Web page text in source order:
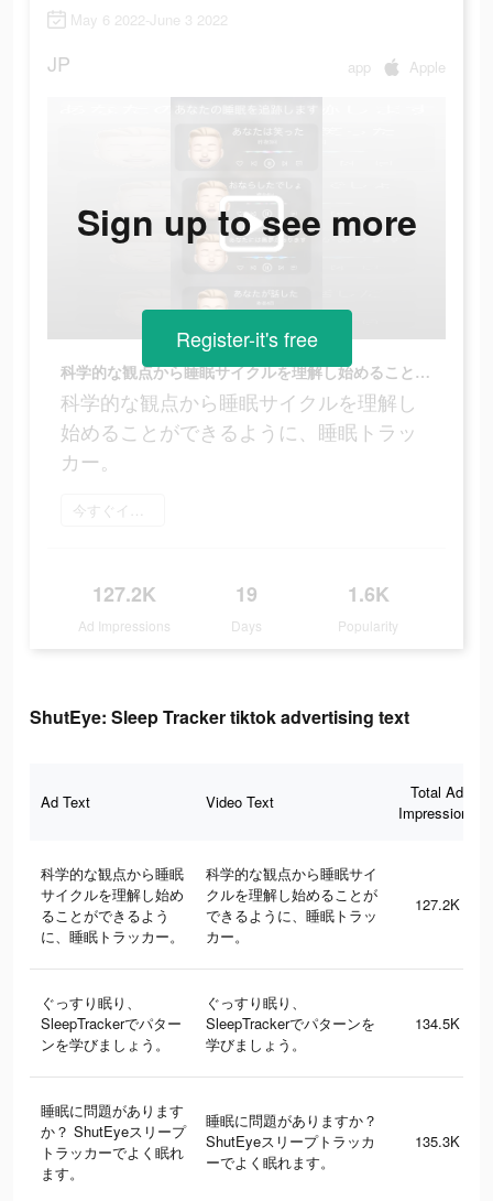
May 6 2022-June 3 2022
JP app Apple
科学的な観点から睡眠サイクルを理解し始めることができるように、睡眠トラッカー。
科学的な観点から睡眠サイクルを理解し
始めることができるように、睡眠トラッ
カー。
今すぐインストール
127.2K
Ad Impressions
19
Days
1.6K
Popularity
Sign up to see more
Register-it's free
ShutEye: Sleep Tracker tiktok advertising text
Ad Text Video Text
Total Ad
Impressions
科学的な観点から睡眠
サイクルを理解し始め
ることができるよう
に、睡眠トラッカー。
科学的な観点から睡眠サイ
クルを理解し始めることが
できるように、睡眠トラッ
カー。
127.2K
ぐっすり眠り、
SleepTrackerでパター
ンを学びましょう。
ぐっすり眠り、
SleepTrackerでパターンを
学びましょう。
134.5K
睡眠に問題があります
か？ ShutEyeスリープ
トラッカーでよく眠れ
ます。
睡眠に問題がありますか？
ShutEyeスリープトラッカ
ーでよく眠れます。
135.3K